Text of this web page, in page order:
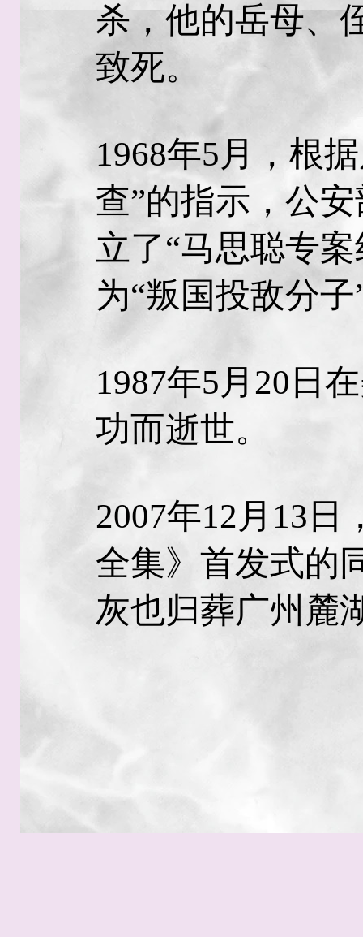
杀，他的岳母、
致死。
1968年5月，根
查”的指示，公
立了“马思聪专
为“叛国投敌分子
1987年5月20日
功而逝世。
2007年12月13
全集》首发式的
灰也归葬广州麓